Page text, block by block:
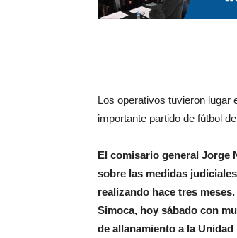
Los operativos tuvieron lugar
importante partido de fútbol
El comisario general Jorge
sobre las medidas
realizando hace tres
Simoca, hoy sábado con
de allanamiento a la